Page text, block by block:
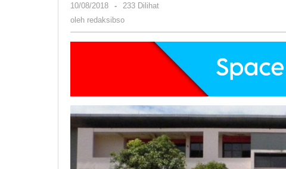
10/08/2018
oleh
redaksibso
-
233 Dilihat
oleh redaksibso